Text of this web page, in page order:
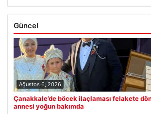
Güncel
Ağustos 6, 2026
Çanakkale’de böcek ilaçlaması felakete
annesi yoğun bakımda